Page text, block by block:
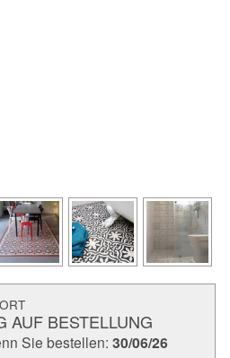
AUF BESTELLUNG
Sie bestellen: 30/06/26